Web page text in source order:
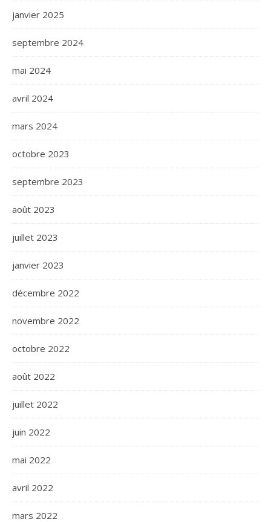
janvier 2025
septembre 2024
mai 2024
avril 2024
mars 2024
octobre 2023
septembre 2023
août 2023
juillet 2023
janvier 2023
décembre 2022
novembre 2022
octobre 2022
août 2022
juillet 2022
juin 2022
mai 2022
avril 2022
mars 2022